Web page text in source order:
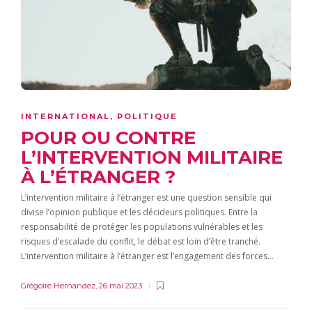
INTERNATIONAL , POLITIQUE
POUR OU CONTRE
L’INTERVENTION MILITAIRE
À L’ÉTRANGER ?
L’intervention militaire à l’étranger est une question sensible qui
divise l’opinion publique et les décideurs politiques. Entre la
responsabilité de protéger les populations vulnérables et les
risques d’escalade du conflit, le débat est loin d’être tranché.
L’intervention militaire à l’étranger est l’engagement des forces…
Grégoire Hernandez 26 mai 2023